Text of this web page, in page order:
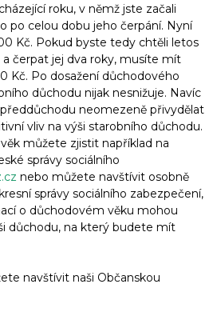
roku, v němž jste začali
po celou dobu jeho čerpání. Nyní
Kč. Pokud byste tedy chtěli letos
čerpat jej dva roky, musíte mít
Kč. Po dosažení důchodového
důchodu nijak nesnižuje. Navíc
neomezeně přivydělat
vliv na výši starobního důchodu.
můžete zjistit například na
správy sociálního
nebo můžete navštívit osobně
správy sociálního zabezpečení,
o důchodovém věku mohou
důchodu, na který budete mít
navštívit naši Občanskou